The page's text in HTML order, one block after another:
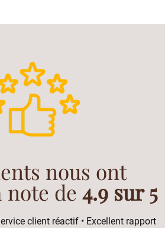
nous ont
de 4.9 sur 5
client réactif • Excellent rapport